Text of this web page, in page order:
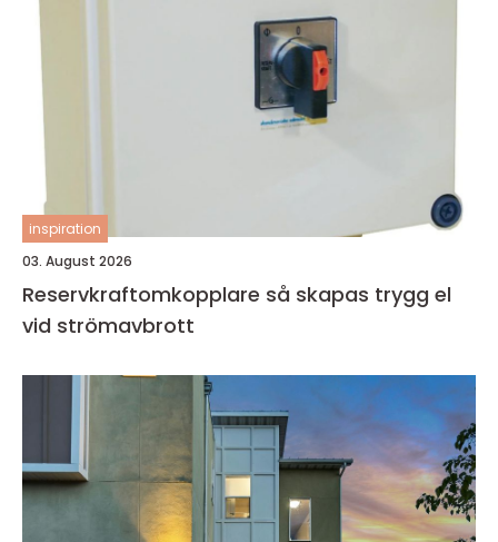
inspiration
03. August 2026
Reservkraftomkopplare så skapas trygg el
vid strömavbrott